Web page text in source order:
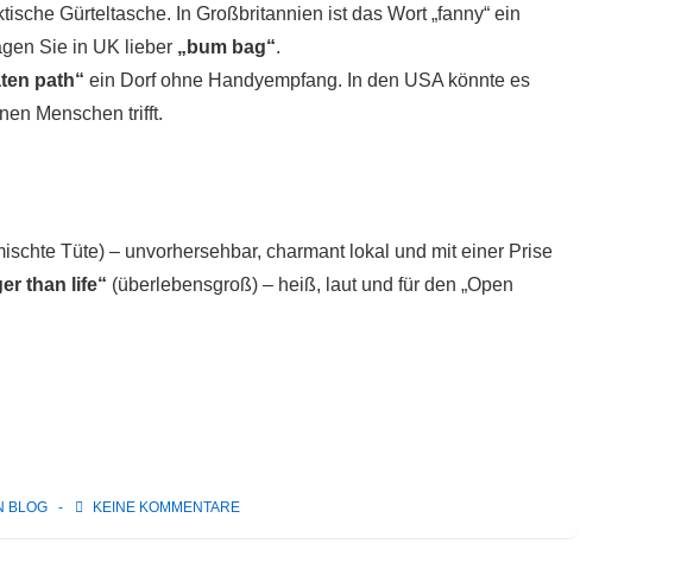
Gürteltasche. In Großbritannien ist das Wort „fanny“ ein
Sie in UK lieber „bum bag“.
path“ ein Dorf ohne Handyempfang. In den USA könnte es
Menschen trifft.
Tüte) – unvorhersehbar, charmant lokal und mit einer Prise
than life“ (überlebensgroß) – heiß, laut und für den „Open
BLOG KEINE KOMMENTARE